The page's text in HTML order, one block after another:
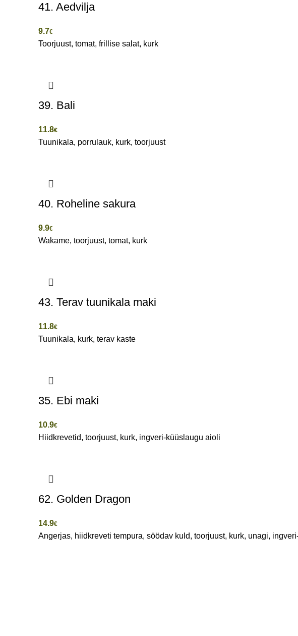
41. Aedvilja
9.7€
Toorjuust, tomat, frillise salat, kurk
39. Bali
11.8€
Tuunikala, porrulauk, kurk, toorjuust
40. Roheline sakura
9.9€
Wakame, toorjuust, tomat, kurk
43. Terav tuunikala maki
11.8€
Tuunikala, kurk, terav kaste
35. Ebi maki
10.9€
Hiidkrevetid, toorjuust, kurk, ingveri-küüslaugu aioli
62. Golden Dragon
14.9€
Angerjas, hiidkreveti tempura, söödav kuld, toorjuust, kurk, unagi,